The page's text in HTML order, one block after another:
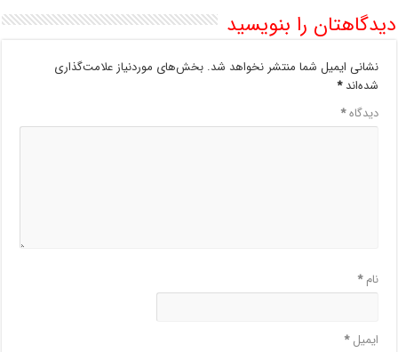
دیدگاهتان را بنویسید
نشانی ایمیل شما منتشر نخواهد شد. بخش‌های موردنیاز علامت‌گذاری
شده‌اند*
دیدگاه*
نام*
ایمیل*